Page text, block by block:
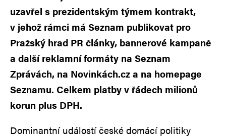
uzavřel s prezidentským týmem kontrakt,
v jehož rámci má Seznam publikovat pro
Pražský hrad PR články, bannerové kampaně
a další reklamní formáty na Seznam
Zprávách, na Novinkách.cz a na homepage
Seznamu. Celkem platby v řádech milionů
korun plus DPH.
Dominantní událostí české domácí politiky